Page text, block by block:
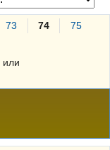
73 74
75
или